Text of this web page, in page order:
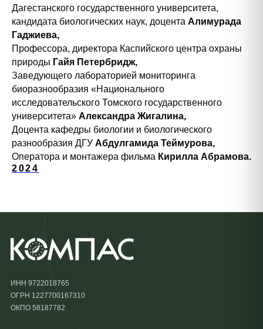
Дагестанского государственного университета,
кандидата биологических наук, доцента Алимурада
Гаджиева,
Профессора, директора Каспийского центра охраны
природы Гайя Петербридж,
Заведующего лабораторией мониторинга
биоразнообразия «Национального
исследовательского Томского государственного
университета» Александра Жигалина,
Доцента кафедры биологии и биологического
разнообразия ДГУ Абдулгамида Теймурова,
Оператора и монтажера фильма Кирилла Абрамова.
2024
ИНН 9722018765
ОГРН 1227700167310
ОКПО 58187782